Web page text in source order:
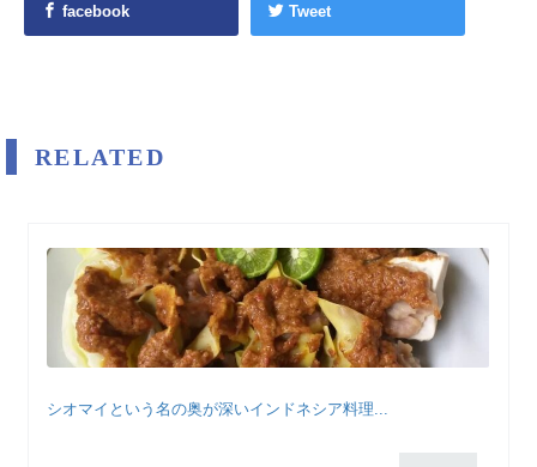
facebook Tweet
RELATED
シオマイという名の奥が深いインドネシア料理...